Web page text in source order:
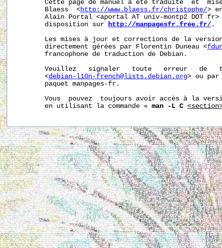
Cette page de manuel a été traduite  et
       Blaess  <
http://www.blaess.fr/christophe/>
Alain Portal <aportal AT univ-montp2 DOT
       disposition sur
http://manpagesfr.free.fr/ .
Les mises à jour et corrections de la
       directement gérées par Florentin Duneau <
       francophone de traduction de Debian.
Veuillez   signaler   toute   erreur   de
       <
debian-l10n-french@lists.debian.org> ou par
       paquet manpages-fr.
Vous  pouvez  toujours avoir accès à la
       en utilisant la commande «
man -L C